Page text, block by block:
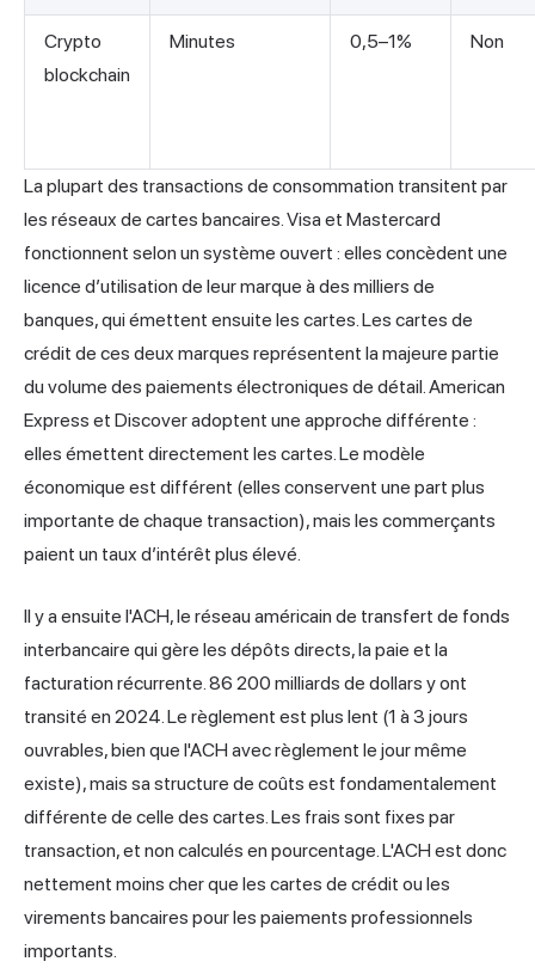
Crypto
blockchain
Minutes 0,5–1% Non
La plupart des transactions de consommation transitent par
les réseaux de cartes bancaires. Visa et Mastercard
fonctionnent selon un système ouvert : elles concèdent une
licence d’utilisation de leur marque à des milliers de
banques, qui émettent ensuite les cartes. Les cartes de
crédit de ces deux marques représentent la majeure partie
du volume des paiements électroniques de détail. American
Express et Discover adoptent une approche différente :
elles émettent directement les cartes. Le modèle
économique est différent (elles conservent une part plus
importante de chaque transaction), mais les commerçants
paient un taux d’intérêt plus élevé.
Il y a ensuite l'ACH, le réseau américain de transfert de fonds
interbancaire qui gère les dépôts directs, la paie et la
facturation récurrente. 86 200 milliards de dollars y ont
transité en 2024. Le règlement est plus lent (1 à 3 jours
ouvrables, bien que l'ACH avec règlement le jour même
existe), mais sa structure de coûts est fondamentalement
différente de celle des cartes. Les frais sont fixes par
transaction, et non calculés en pourcentage. L'ACH est donc
nettement moins cher que les cartes de crédit ou les
virements bancaires pour les paiements professionnels
importants.